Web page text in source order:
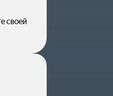
своей